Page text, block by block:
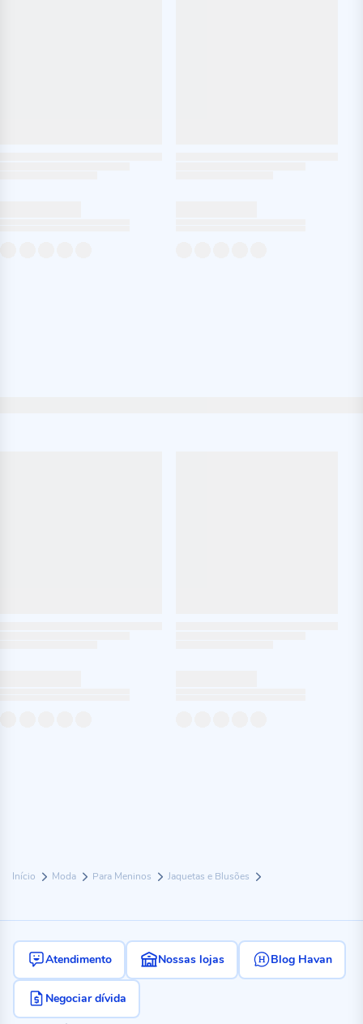
Início Moda Para Meninos Jaquetas e Blusões
Atendimento Nossas lojas Blog Havan
Negociar dívida